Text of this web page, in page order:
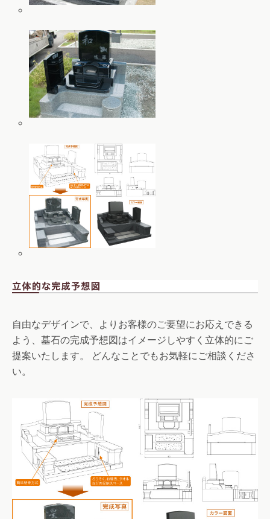
自由なデザインで、よりお客様のご要望にお応えできる
よう、墓石の完成予想図はイメージしやすく立体的にご
提案いたします。 どんなことでもお気軽にご相談くださ
い。